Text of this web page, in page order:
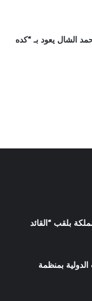
الشال يعود بـ “كده
بلقب “القائد
الدولية بمنظمة